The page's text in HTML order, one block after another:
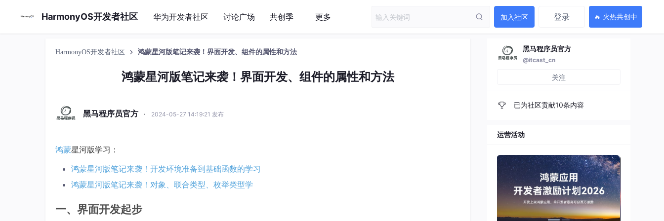
HarmonyOS开发者社区 华为开发者社区 讨论广场 共创季 更多 加入社区 登录 🔥 火热共创中
HarmonyOS开发者社区 鸿蒙星河版笔记来袭！界面开发、组件的属性和方法
鸿蒙星河版笔记来袭！界面开发、组件的属性和方法
黑马程序员官方 · 2024-05-27 14:19:21 发布
鸿蒙星河版学习：
鸿蒙星河版笔记来袭！开发环境准备到基础函数的学习
鸿蒙星河版笔记来袭！对象、联合类型、枚举类型学
一、界面开发起步
黑马程序员官方
@itcast_cn
关注
已为社区贡献10条内容
运营活动